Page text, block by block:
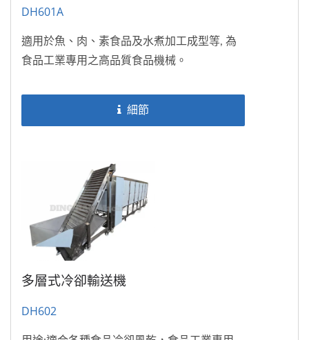
DH601A
適用於魚、肉、素食品及水煮加工成型等, 為
食品工業專用之高品質食品機械。
細節
多層式冷卻輸送機
DH602